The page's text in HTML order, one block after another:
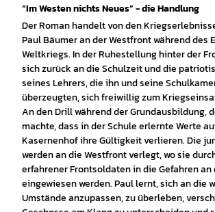
“Im Westen nichts Neues” - die Handlung
Der Roman handelt von den
Paul Bäumer an der Westfront während des
Weltkriegs. In der Ruhestellung hinter der
sich zurück an die Schulzeit und die
seines Lehrers, die ihn und seine
überzeugten, sich freiwillig zum
An den Drill während der Grundausbildung,
machte, dass in der Schule erlernte Werte
Kasernenhof ihre Gültigkeit verlieren. Die
werden an die Westfront verlegt, wo sie
erfahrener Frontsoldaten in die Gefahren an
eingewiesen werden. Paul lernt, sich an die
Umstände anzupassen, zu überleben,